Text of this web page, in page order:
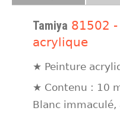
Tamiya 81502
acrylique
★ Peinture
★ Contenu : 10
Blanc